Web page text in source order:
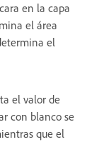
en la capa
el área
el
el valor de
con blanco se
que el